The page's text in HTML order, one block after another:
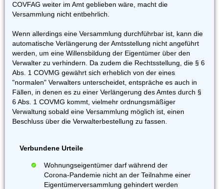
COVFAG weiter im Amt geblieben wäre, macht die
Versammlung nicht entbehrlich.
Wenn allerdings eine Versammlung durchführbar ist, kann die
automatische Verlängerung der Amtsstellung nicht angeführt
werden, um eine Willensbildung der Eigentümer über den
Verwalter zu verhindern. Da zudem die Rechtsstellung, die § 6
Abs. 1 COVMG gewährt sich erheblich von der eines
"normalen" Verwalters unterscheidet, entspräche es auch in
Fällen, in denen es zu einer Verlängerung des Amtes durch §
6 Abs. 1 COVMG kommt, vielmehr ordnungsmäßiger
Verwaltung sobald eine Versammlung möglich ist, einen
Beschluss über die Verwalterbestellung zu fassen.
Verbundene Urteile
Wohnungseigentümer darf während der
Corona-Pandemie nicht an der Teilnahme einer
Eigentümerversammlung gehindert werden